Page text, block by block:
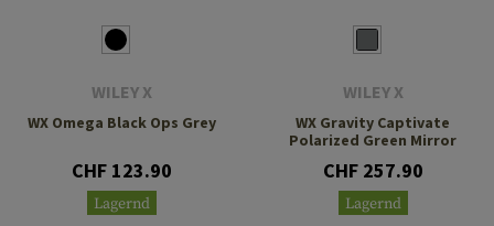
WILEY X
WX Omega Black Ops Grey
CHF 123.90
Lagernd
WILEY X
WX Gravity Captivate
Polarized Green Mirror
CHF 257.90
Lagernd